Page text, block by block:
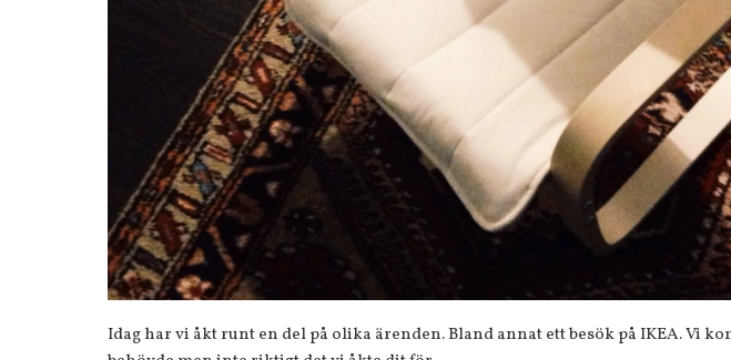
Idag har vi åkt runt en del på olika ärenden. Bland annat ett besök på IKEA. Vi